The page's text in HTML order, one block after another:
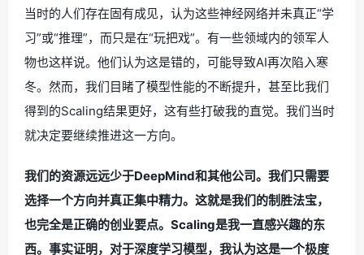
当时的人们存在固有成见，认为这些神经网络并未真正“学
习”或“推理”，而只是在“玩把戏”。有一些领域内的领军人
物也这样说。他们认为这是错的，可能导致AI再次陷入寒
冬。然而，我们目睹了模型性能的不断提升，甚至比我们
得到的Scaling结果更好，这有些打破我的直觉。我们当时
就决定要继续推进这一方向。
我们的资源远远少于DeepMind和其他公司。我们只需要
选择一个方向并真正集中精力。这就是我们的制胜法宝，
也完全是正确的创业要点。Scaling是我一直感兴趣的东
西。事实证明，对于深度学习模型，我认为这是一个极度